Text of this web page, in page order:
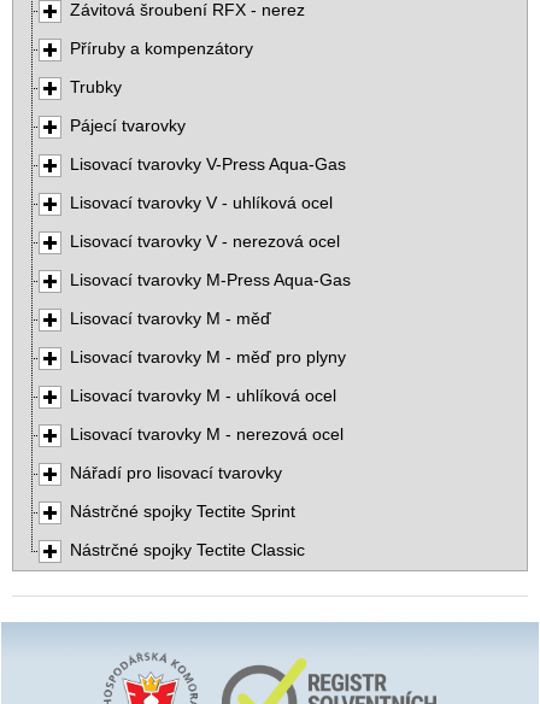
Závitová šroubení RFX - nerez
Příruby a kompenzátory
Trubky
Pájecí tvarovky
Lisovací tvarovky V-Press Aqua-Gas
Lisovací tvarovky V - uhlíková ocel
Lisovací tvarovky V - nerezová ocel
Lisovací tvarovky M-Press Aqua-Gas
Lisovací tvarovky M - měď
Lisovací tvarovky M - měď pro plyny
Lisovací tvarovky M - uhlíková ocel
Lisovací tvarovky M - nerezová ocel
Nářadí pro lisovací tvarovky
Nástrčné spojky Tectite Sprint
Nástrčné spojky Tectite Classic